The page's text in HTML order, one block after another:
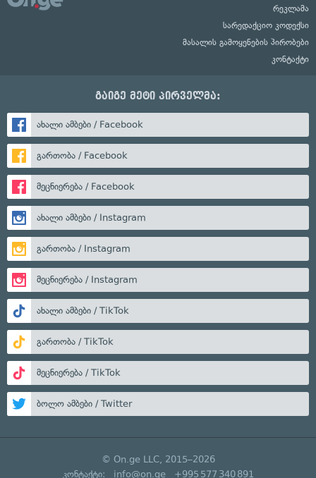
რეკლამა
სარედაქციო კოდექსი
მასალის გამოყენების პირობები
კონტაქტი
გაიგე მეტი პირველმა:
ახალი ამბები / Facebook
გართობა / Facebook
მეცნიერება / Facebook
ახალი ამბები / Instagram
გართობა / Instagram
მეცნიერება / Instagram
ახალი ამბები / TikTok
გართობა / TikTok
მეცნიერება / TikTok
ბოლო ამბები / Twitter
© On.ge LLC, 2015–2026
კონტაქტი: info@on.ge +995 577 340 891